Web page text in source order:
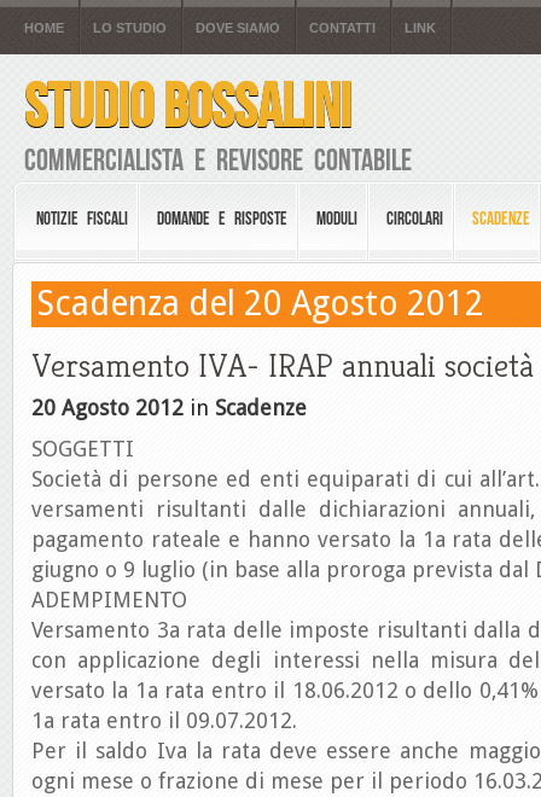
HOME LO STUDIO DOVE SIAMO CONTATTI LINK
STUDIO BOSSALINI
Commercialista e Revisore Contabile
NOTIZIE FISCALI DOMANDE E RISPOSTE MODULI CIRCOLARI SCADENZE
Scadenza del 20 Agosto 2012
Versamento IVA- IRAP annuali
20 Agosto 2012 in Scadenze
SOGGETTI
Società di persone ed enti equiparati di cui
versamenti risultanti dalle dichiarazioni
pagamento rateale e hanno versato la 1a rata
giugno o 9 luglio (in base alla proroga prevista dal
ADEMPIMENTO
Versamento 3a rata delle imposte risultanti dalla
con applicazione degli interessi nella misura
versato la 1a rata entro il 18.06.2012 o dello
1a rata entro il 09.07.2012.
Per il saldo Iva la rata deve essere anche
ogni mese o frazione di mese per il periodo